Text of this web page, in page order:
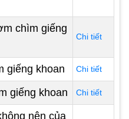
chìm giếng
Chi tiết
giếng khoan Chi tiết
giếng khoan Chi tiết
nên của